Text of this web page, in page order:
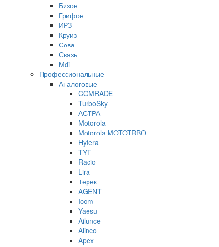
Бизон
Грифон
ИРЗ
Круиз
Сова
Связь
Mdi
Профессиональные
Аналоговые
COMRADE
TurboSky
АСТРА
Motorola
Motorola MOTOTRBO
Hytera
TYT
Racio
Lira
Терек
AGENT
Icom
Yaesu
Ailunce
Alinco
Apex